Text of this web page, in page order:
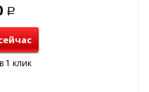
Р
1 клик